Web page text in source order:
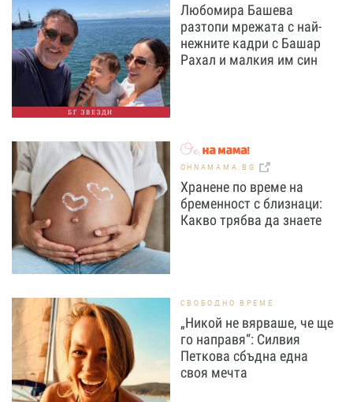
БГ ЗВЕЗДИ
Любомира Башева
разтопи мрежата с най-
нежните кадри с Башар
Рахал и малкия им син
OHNAMAMA.BG
Хранене по време на
бременност с близнаци:
Какво трябва да знаете
СВОБОДНО ВРЕМЕ
„Никой не вярваше, че ще
го направя“: Силвия
Петкова сбъдна една
своя мечта